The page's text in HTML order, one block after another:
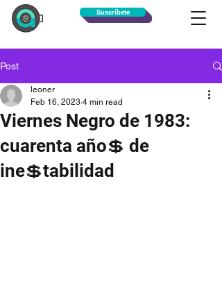
Suscríbete
Post
Viernes Negro de 1983:
cuarenta año💲 de
ine💲tabilidad
leoner
Feb 16, 2023 4 min read